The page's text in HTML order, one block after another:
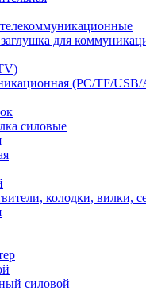
заглушка для
(PC/TF/
силовые
колодки, вилки,
силовой